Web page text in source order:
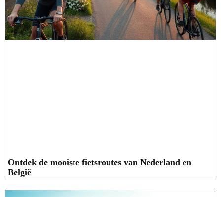
Ontdek de mooiste fietsroutes van Nederland en
België